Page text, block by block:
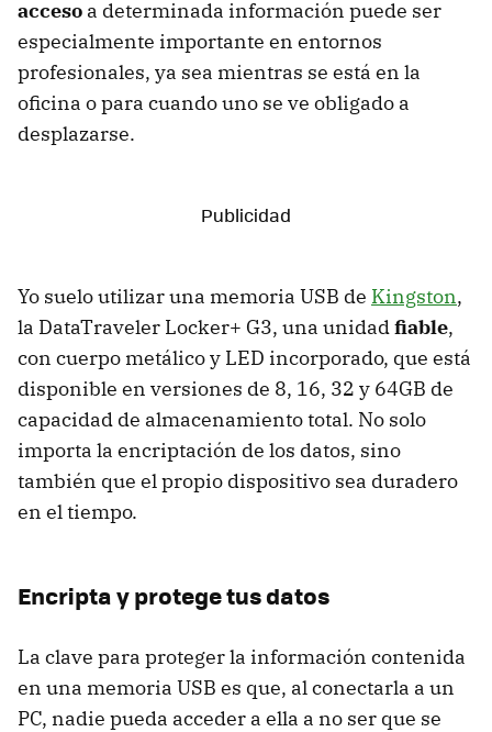
acceso a determinada información puede ser
especialmente importante en entornos
profesionales, ya sea mientras se está en la
oficina o para cuando uno se ve obligado a
desplazarse.
Yo suelo utilizar una memoria USB de Kingston,
la DataTraveler Locker+ G3, una unidadfiable,
con cuerpo metálico y LED incorporado, que está
disponible en versiones de 8, 16, 32 y 64GB de
capacidad de almacenamiento total. No solo
importa la encriptación de los datos, sino
también que el propio dispositivo sea duradero
en el tiempo.
Encripta y protege tus datos
La clave para proteger la información contenida
en una memoria USB es que, al conectarla a un
PC, nadie pueda acceder a ella a no ser que se